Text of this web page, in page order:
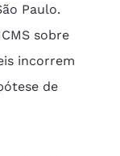
Paulo.
sobre
incorrem
de